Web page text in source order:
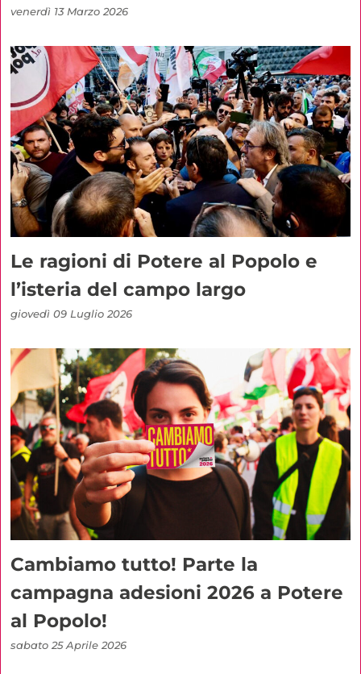
venerdì 13 Marzo 2026
Le ragioni di Potere al Popolo e
l’isteria del campo largo
giovedì 09 Luglio 2026
Cambiamo tutto! Parte la
campagna adesioni 2026 a Potere
al Popolo!
sabato 25 Aprile 2026